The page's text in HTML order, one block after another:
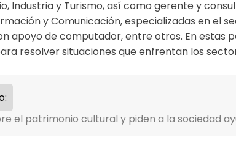
Industria y Turismo, así como gerente y
y Comunicación, especializadas en el
apoyo de computador, entre otros. En estas
resolver situaciones que enfrentan los
el patrimonio cultural y piden a la sociedad